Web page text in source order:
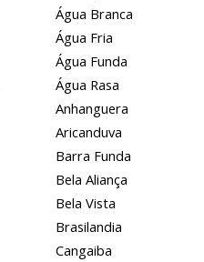
Água Branca
Água Fria
Água Funda
Água Rasa
Anhanguera
Aricanduva
Barra Funda
Bela Aliança
Bela Vista
Brasilandia
Cangaiba